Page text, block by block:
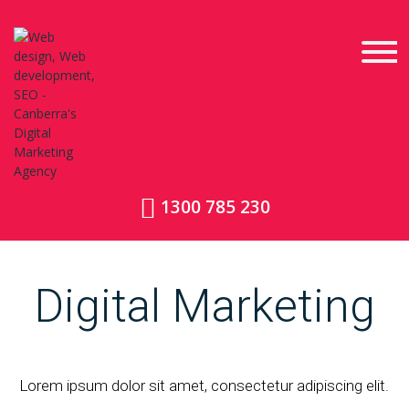
1300 785 230
Digital Marketing
Lorem ipsum dolor sit amet, consectetur adipiscing elit.